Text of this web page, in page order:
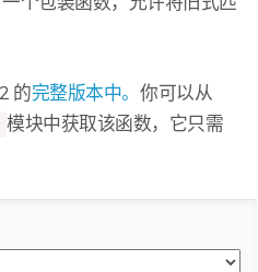
的完整版本中。你可以从
模块中获取该函数，它只需